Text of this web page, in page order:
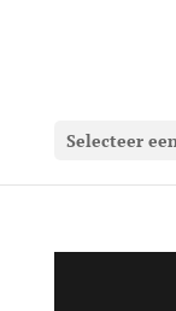
Selecteer